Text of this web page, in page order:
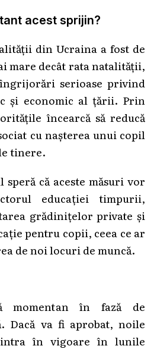
acest sprijin?
din Ucraina a fost de
mare decât rata natalității,
serioase privind
și economic al țării. Prin
încearcă să reducă
cu nașterea unui copil
tinere.
speră că aceste măsuri vor
educației timpurii,
grădinițelor private și
pentru copii, ceea ce ar
de noi locuri de muncă.
momentan în fază de
Dacă va fi aprobat, noile
în vigoare în lunile